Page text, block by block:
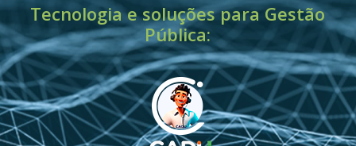
Tecnologia e soluções para Gestão
Pública: